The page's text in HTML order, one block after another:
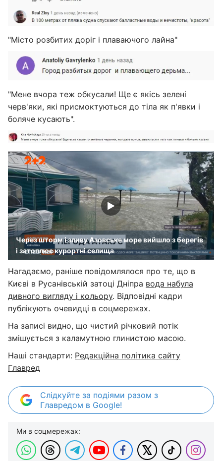
"Місто розбитих доріг і плаваючого лайна"
"Мене вчора теж обкусали! Ще є якісь зелені
черв'яки, які присмоктуються до тіла як п'явки і
боляче кусають".
Через шторм і зливу Азовське море вийшло з берегів
і затоплює курортні селища
Нагадаємо, раніше повідомлялося про те, що в
Києві в Русанівській затоці Дніпра вода набула
дивного вигляду і кольору. Відповідні кадри
публікують очевидці в соцмережах.
На записі видно, що чистий річковий потік
змішується з каламутною глинистою масою.
Наші стандарти: Редакційна політика сайту
Главред
Слідкуйте за подіями разом з
Главредом в Google!
Ми в соцмережах: